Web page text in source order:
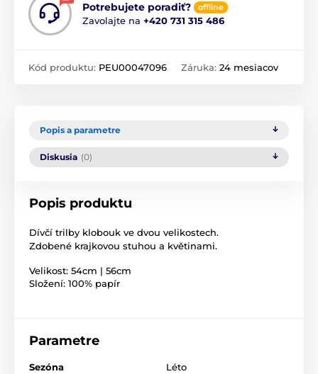
Potrebujete poradiť? offline
Zavolajte na +420 731 315 486
Kód produktu: PEU00047096 Záruka: 24 mesiacov
Popis a parametre
Diskusia (0)
Popis produktu
Dívčí trilby klobouk ve dvou velikostech.
Zdobené krajkovou stuhou a květinami.
Velikost: 54cm | 56cm
Složení: 100% papír
Parametre
Sezóna Léto